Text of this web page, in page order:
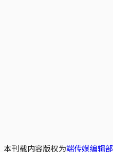
本刊载内容版权为端传媒编辑部